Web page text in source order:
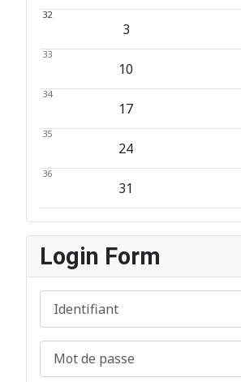
32
3
33
10
34
17
35
24
36
31
Login Form
Identifiant
Mot de passe